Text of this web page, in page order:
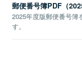
郵便番号簿PDF（
2025年度版郵便番号簿
す。